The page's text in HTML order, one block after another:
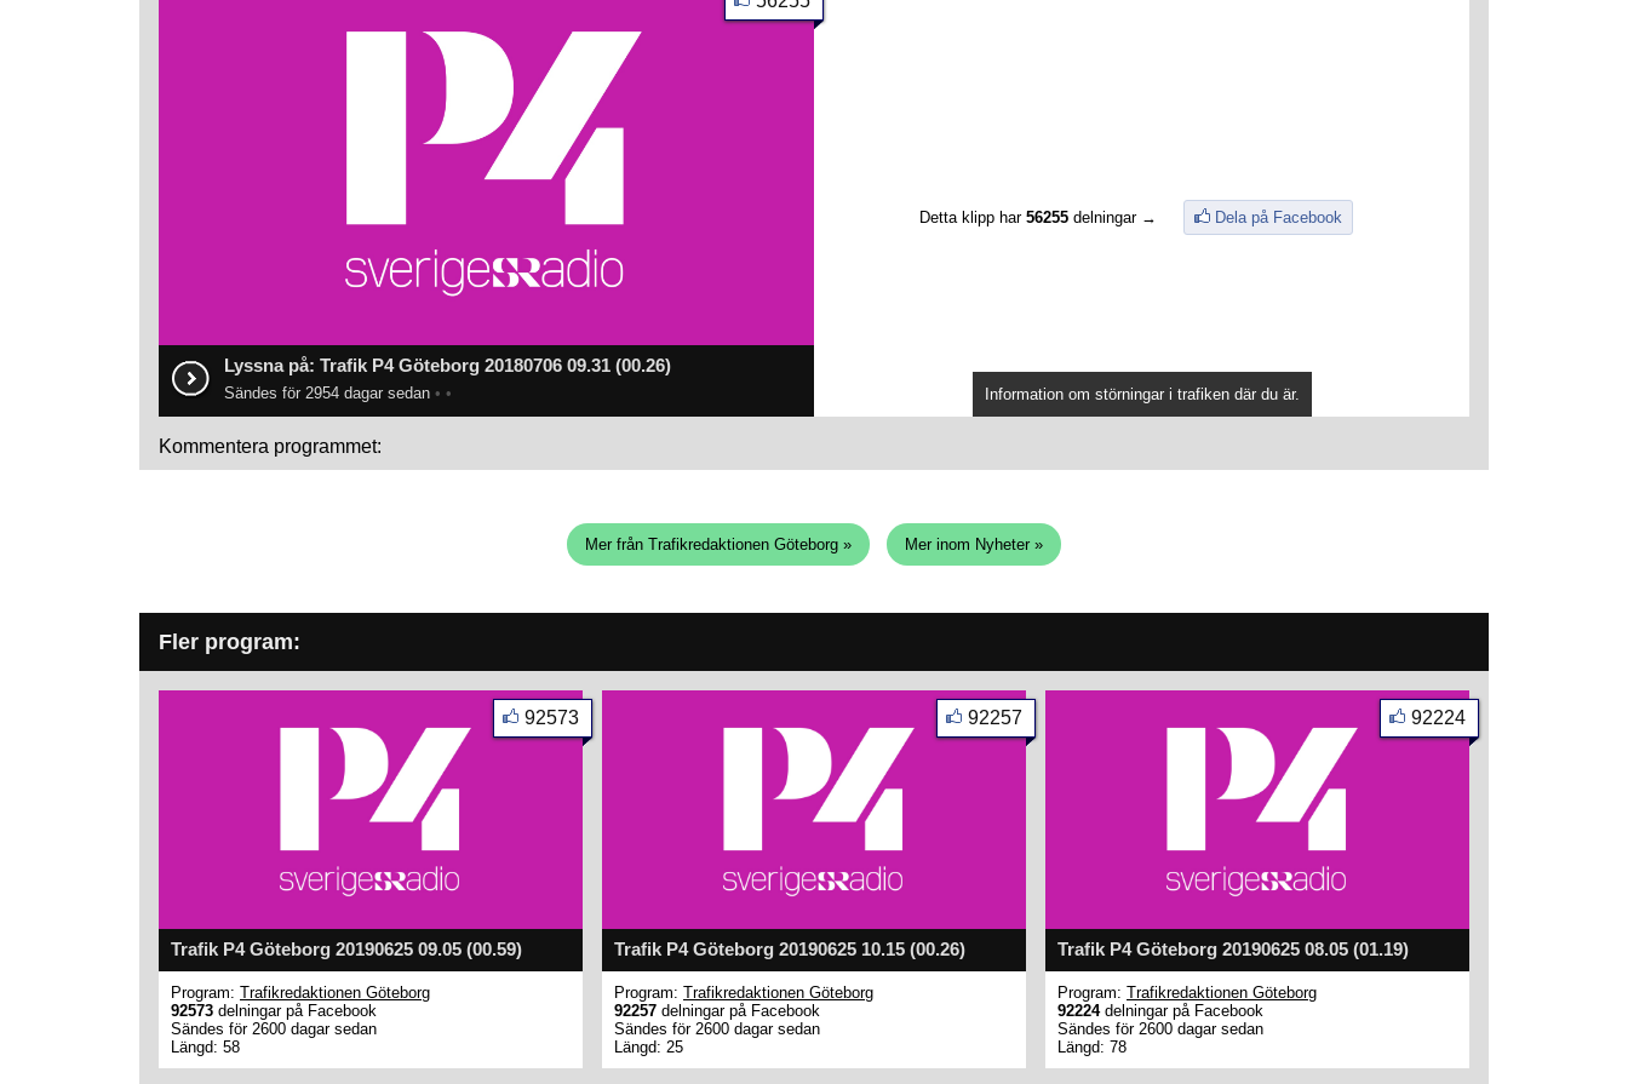
Lyssna på: Trafik P4 Göteborg 20180706 09.31 (00.26)
Sändes för 2954 dagar sedan • •
Detta klipp har 56255delningar → Dela på Facebook
Information om störningar i trafiken där du är.
Kommentera programmet:
Mer från Trafikredaktionen Göteborg » Mer inom Nyheter »
Fler program:
Trafik P4 Göteborg 20190625 09.05 (00.59)
92573
Program: Trafikredaktionen Göteborg
92573 delningar på Facebook
Sändes för 2600 dagar sedan
Längd: 58
Trafik P4 Göteborg 20190625 10.15 (00.26)
92257
Program: Trafikredaktionen Göteborg
92257 delningar på Facebook
Sändes för 2600 dagar sedan
Längd: 25
Trafik P4 Göteborg 20190625 08.05 (01.19)
92224
Program: Trafikredaktionen Göteborg
92224delningar på Facebook
Sändes för 2600 dagar sedan
Längd: 78